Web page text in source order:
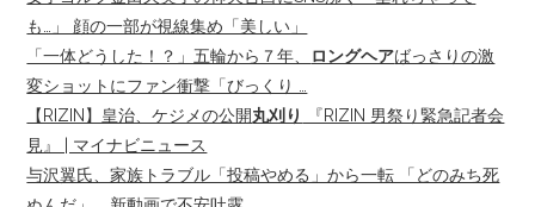
も…」 顔の一部が視線集め「美しい」
「一体どうした！？」五輪から７年、 ロングヘアばっさりの激
変ショットにファン衝撃「びっくり …
【RIZIN】皇治、ケジメの公開丸刈り
『RIZIN 男祭り緊急記者会
見』 | マイナビニュース
与沢翼氏、家族トラブル「投稿やめる」から一転 「どのみち死